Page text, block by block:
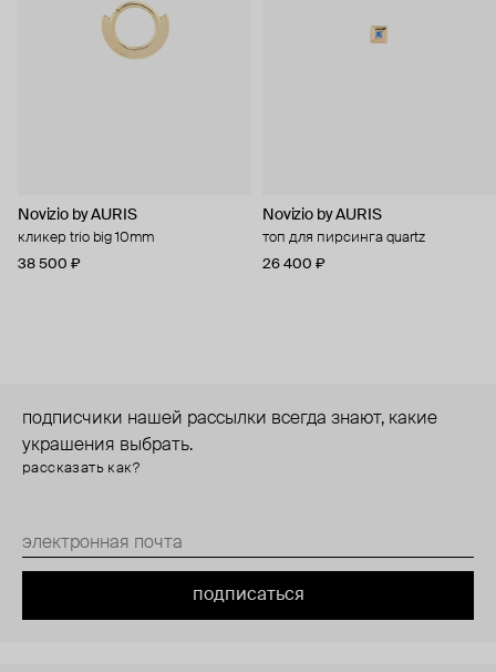
Novizio by AURIS
кликер trio big 10mm
38 500 ₽
Novizio by AURIS
топ для пирсинга quartz
26 400 ₽
подписчики нашей рассылки всегда знают, какие
украшения выбрать.
рассказать как?
подписаться